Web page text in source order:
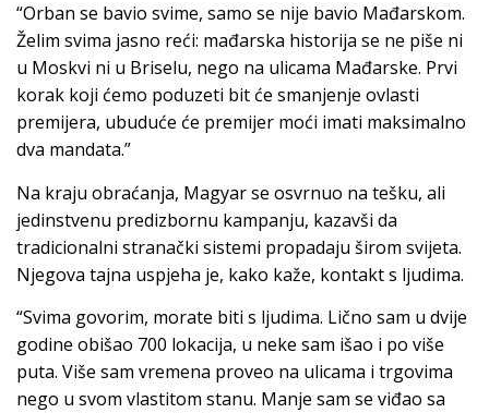
“Orban se bavio svime, samo se nije bavio Mađarskom.
Želim svima jasno reći: mađarska historija se ne piše ni
u Moskvi ni u Briselu, nego na ulicama Mađarske. Prvi
korak koji ćemo poduzeti bit će smanjenje ovlasti
premijera, ubuduće će premijer moći imati maksimalno
dva mandata.”
Na kraju obraćanja, Magyar se osvrnuo na tešku, ali
jedinstvenu predizbornu kampanju, kazavši da
tradicionalni stranački sistemi propadaju širom svijeta.
Njegova tajna uspjeha je, kako kaže, kontakt s ljudima.
“Svima govorim, morate biti s ljudima. Lično sam u dvije
godine obišao 700 lokacija, u neke sam išao i po više
puta. Više sam vremena proveo na ulicama i trgovima
nego u svom vlastitom stanu. Manje sam se viđao sa